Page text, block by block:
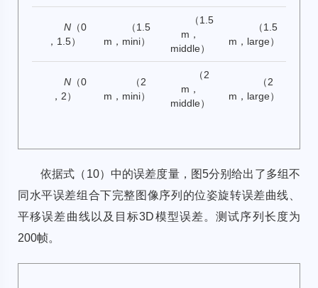
N（0
，1.5）
（1.5
m，mini）
（1.5
m，
middle）
（1.5
m，large）
N（0
，2）
（2
m，mini）
（2
m，
middle）
（2
m，large）
依据式（10）中的误差度量， 图5分别给出了多组不
同水平误差组合下完整图像序列的位姿旋转误差曲线、
平移误差曲线以及目标3D模型误差。测试序列长度为
200帧。